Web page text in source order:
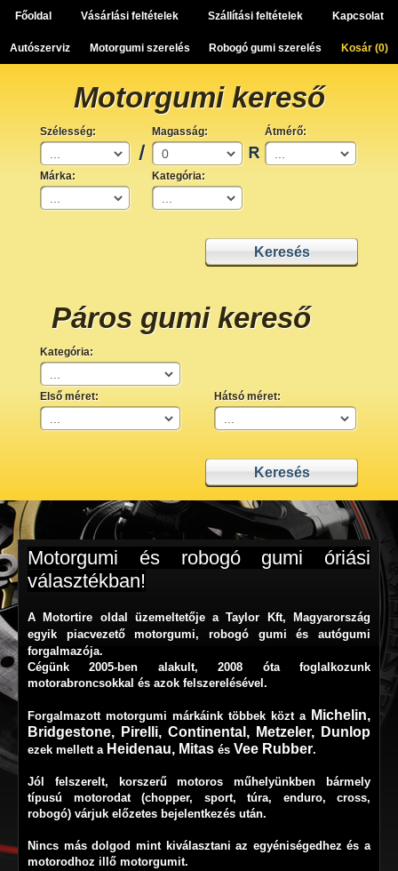
Főoldal Vásárlási feltételek Szállítási feltételek Kapcsolat
Autószerviz Motorgumi szerelés Robogó gumi szerelés Kosár (0)
Motorgumi kereső
Szélesség: Magasság: Átmérő:
Márka: Kategória:
Páros gumi kereső
Kategória:
Első méret: Hátsó méret:
Motorgumi és robogó gumi óriási
választékban!
A Motortire oldal üzemeltetője a Taylor Kft, Magyarország
egyik piacvezető motorgumi, robogó gumi és autógumi
forgalmazója.
Cégünk 2005-ben alakult, 2008 óta foglalkozunk
motorabroncsokkal és azok felszerelésével.
Forgalmazott motorgumi márkáink többek közt a Michelin,
Bridgestone, Pirelli, Continental , Metzeler, Dunlop
ezek mellett a Heidenau, Mitas és Vee Rubber.
Jól felszerelt, korszerű motoros műhelyünkben bármely
típusú motorodat (chopper, sport, túra, enduro, cross,
robogó) várjuk előzetes bejelentkezés után.
Nincs más dolgod mint kiválasztani az egyéniségedhez és a
motorodhoz illő motorgumit.